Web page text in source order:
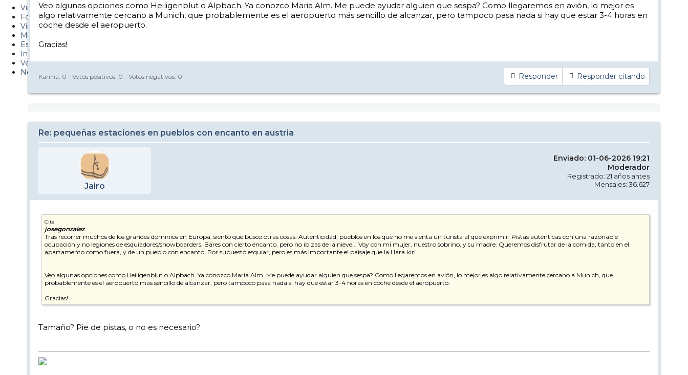
Viajes
Fotos
Videos
Material
Esquí Pro
Infonieve
Verano
Nevalog
Veo algunas opciones como Heiligenblut o Alpbach. Ya conozco Maria Alm. Me puede ayudar alguien que sespa? Como llegaremos en avión, lo mejor es
algo relativamente cercano a Munich, que probablemente es el aeropuerto más sencillo de alcanzar, pero tampoco pasa nada si hay que estar 3-4 horas en
coche desde el aeropuerto.
Gracias!
Responder Responder citando
Karma: 0 - Votos positivos: 0 - Votos negativos: 0
Re: pequeñas estaciones en pueblos con encanto en austria
Jairo
Enviado: 01-06-2026 19:21
Moderador
Registrado: 21 años antes
Mensajes: 36.627
Cita
josegonzalez
Tras recorrer muchos de los grandes dominios en Europa, siento que busco otras cosas. Autenticidad, pueblos en los que no me sienta un turista al que exprimir. Pistas auténticas con una razonable
ocupación y no legiones de esquiadores/snowboarders. Bares con cierto encanto, pero no ibizas de la nieve... Voy con mi mujer, nuestro sobrino, y su madre. Queremos disfrutar de la comida, tanto en el
apartamento como fuera, y de un pueblo con encanto. Por supuesto esquiar, pero es más importante el paisaje que la Hara kiri.
Veo algunas opciones como Heiligenblut o Alpbach. Ya conozco Maria Alm. Me puede ayudar alguien que sespa? Como llegaremos en avión, lo mejor es algo relativamente cercano a Munich, que
probablemente es el aeropuerto más sencillo de alcanzar, pero tampoco pasa nada si hay que estar 3-4 horas en coche desde el aeropuerto.
Gracias!
Tamaño? Pie de pistas, o no es necesario?